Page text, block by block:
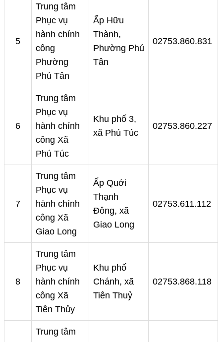
5
Trung tâm
Phục vụ
hành chính
công
Phường
Phú Tân
Ấp Hữu
Thành,
Phường Phú
Tân
02753.860.831
6
Trung tâm
Phục vụ
hành chính
công Xã
Phú Túc
Khu phố 3,
xã Phú Túc
02753.860.227
7
Trung tâm
Phục vụ
hành chính
công Xã
Giao Long
Ấp Quới
Thạnh
Đông, xã
Giao Long
02753.611.112
8
Trung tâm
Phục vụ
hành chính
công Xã
Tiên Thủy
Khu phố
Chánh, xã
Tiên Thuỷ
02753.868.118
Trung tâm